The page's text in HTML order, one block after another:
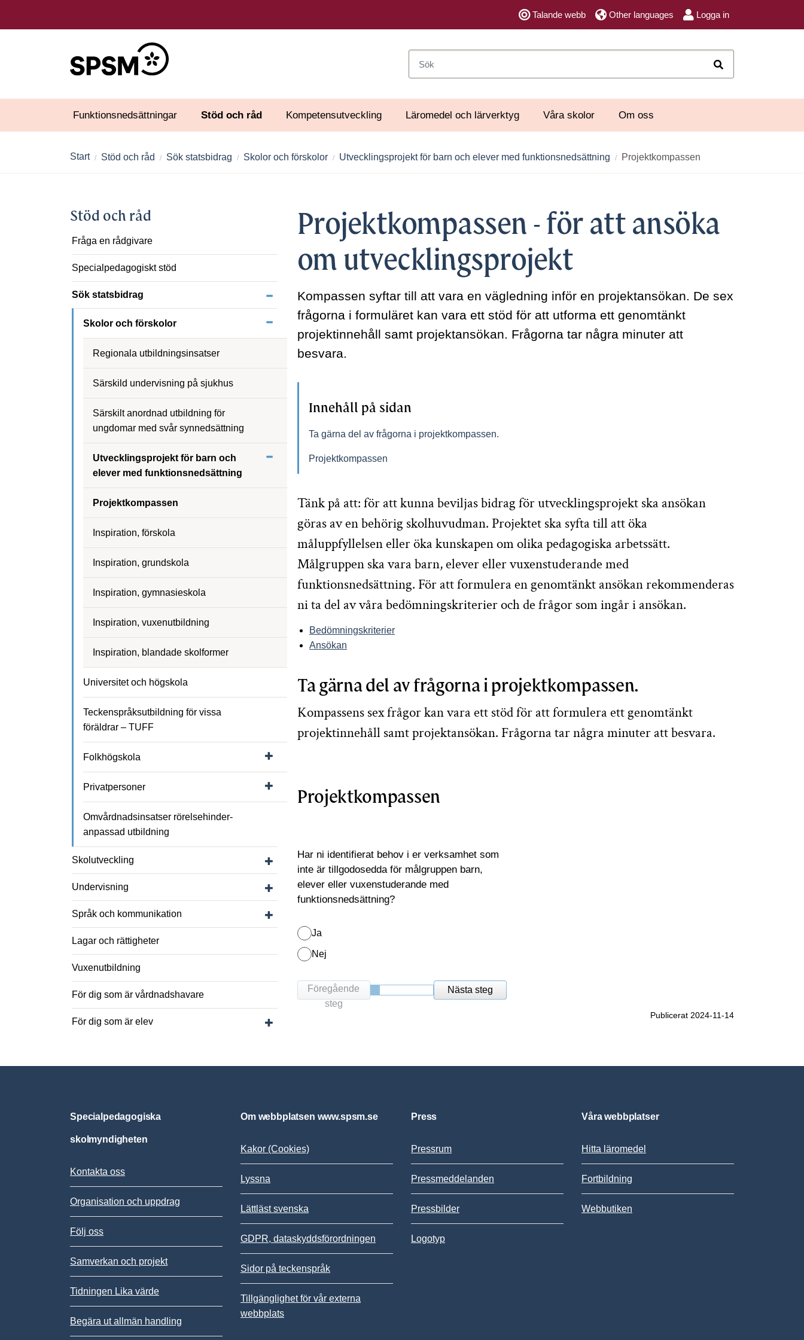
Talande webb Other languages Logga in
Funktionsnedsättningar Stöd och råd Kompetensutveckling Läromedel och lärverktyg Våra skolor Om oss
Start Stöd och råd Sök statsbidrag Skolor och förskolor Utvecklingsprojekt för barn och elever med funktionsnedsättning Projektkompassen
Stöd och råd
Fråga en rådgivare
Specialpedagogiskt stöd
Sök statsbidrag
Visa/dölj undersidor till Sök statsbidrag
Skolor och förskolor
Visa/dölj undersidor till Skolor och förskolor
Regionala utbildningsinsatser
Särskild undervisning på sjukhus
Särskilt anordnad utbildning för
ungdomar med svår synnedsättning
Utvecklingsprojekt för barn och
elever med funktionsnedsättning
Projektkompassen
Inspiration, förskola
Inspiration, grundskola
Inspiration, gymnasieskola
Inspiration, vuxenutbildning
Inspiration, blandade skolformer
Universitet och högskola
Teckenspråksutbildning för vissa
föräldrar – TUFF
Folkhögskola
Visa/dölj undersidor till Folkhögskola
Privatpersoner
Visa/dölj undersidor till Privatpersoner
Omvårdnadsinsatser rörelsehinder­
anpassad utbildning
Skolutveckling
Visa/dölj undersidor till Skolutveckling
Undervisning
Visa/dölj undersidor till Undervisning
Språk och kommunikation
Visa/dölj undersidor till Språk och kommunikation
Lagar och rättigheter
Vuxenutbildning
För dig som är vårdnadshavare
För dig som är elev
Projektkompassen - för att ansöka
om utvecklingsprojekt
Kompassen syftar till att vara en vägledning inför en projektansökan. De sex
frågorna i formuläret kan vara ett stöd för att utforma ett genomtänkt
projektinnehåll samt projektansökan. Frågorna tar några minuter att
besvara.
Innehåll på sidan
Ta gärna del av frågorna i projektkompassen.
Projektkompassen
Tänk på att: för att kunna beviljas bidrag för utvecklingsprojekt ska ansökan
göras av en behörig skolhuvudman. Projektet ska syfta till att öka
måluppfyllelsen eller öka kunskapen om olika pedagogiska arbetssätt.
Målgruppen ska vara barn, elever eller vuxenstuderande med
funktionsnedsättning. För att formulera en genomtänkt ansökan rekommenderas
ni ta del av våra bedömningskriterier och de frågor som ingår i ansökan.
Bedömningskriterier
Ansökan
Ta gärna del av frågorna i projektkompassen.
Kompassens sex frågor kan vara ett stöd för att formulera ett genomtänkt
projektinnehåll samt projektansökan. Frågorna tar några minuter att besvara.
Projektkompassen
Har ni identifierat behov i er verksamhet som
inte är tillgodosedda för målgruppen barn,
elever eller vuxenstuderande med
funktionsnedsättning?
Ja
Nej
Föregående
steg
Nästa steg
Publicerat 2024-11-14
Specialpedagogiska
skolmyndigheten
Kontakta oss
Organisation och uppdrag
Följ oss
Samverkan och projekt
Tidningen Lika värde
Begära ut allmän handling
Om webbplatsen www.spsm.se
Kakor (Cookies)
Lyssna
Lättläst svenska
GDPR, dataskyddsförordningen
Sidor på teckenspråk
Tillgänglighet för vår externa
webbplats
Press
Pressrum
Pressmeddelanden
Pressbilder
Logotyp
Våra webbplatser
Hitta läromedel
Fortbildning
Webbutiken